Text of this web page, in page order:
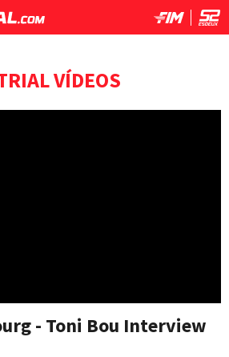
VÍDEOS
- Toni Bou Interview